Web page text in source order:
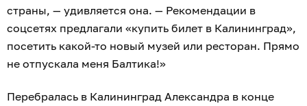
страны, — удивляется она. — Рекомендации в
соцсетях предлагали «купить билет в Калининград»,
посетить какой-то новый музей или ресторан. Прямо
не отпускала меня Балтика!»
Перебралась в Калининград Александра в конце